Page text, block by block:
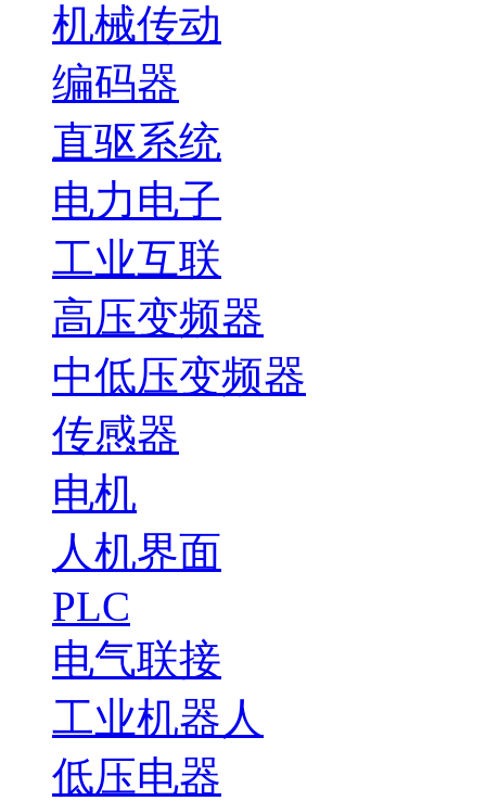
机械传动
编码器
直驱系统
电力电子
工业互联
高压变频器
中低压变频器
传感器
电机
人机界面
PLC
电气联接
工业机器人
低压电器